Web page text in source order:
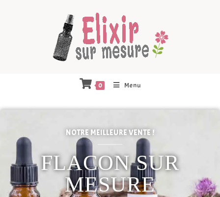
0 Menu
NOTRE MEILLEURE VENTE !
FLACON SUR
MESURE